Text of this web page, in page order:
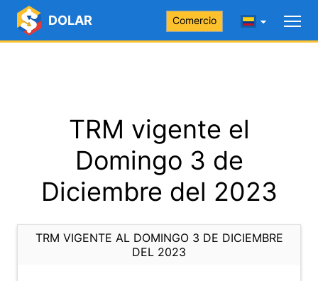
DOLAR Comercio
TRM vigente el
Domingo 3 de
Diciembre del 2023
TRM VIGENTE AL DOMINGO 3 DE DICIEMBRE
DEL 2023